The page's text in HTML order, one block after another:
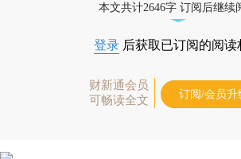
本文共计2646字 订阅后继续
登录 后获取已订阅的阅读
财新通会员
可畅读全文
订阅/会员升